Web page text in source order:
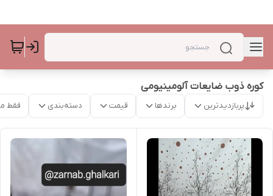
کوره ذوب ضایعات آلومینیومی
پربازدیدترین برندها قیمت دسته‌بندی فقط